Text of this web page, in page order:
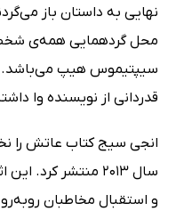
نهایی به داستان باز
محل گردهمایی همه‌ی
سیپتیموس هیپ می‌باشد.
قدردانی از نویسنده وا
انجی سیج کتاب عاتش را
سال 2013 منتشر
و استقبال مخاطبان